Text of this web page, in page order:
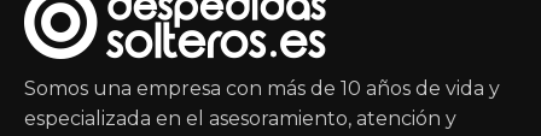
Somos una empresa con más de 10 años de vida y
especializada en el asesoramiento, atención y